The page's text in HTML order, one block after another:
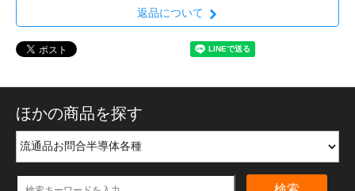
返品について
ほかの商品を探す